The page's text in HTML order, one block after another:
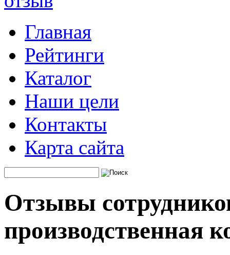
Главная
Рейтинги
Каталог
Наши цели
Контакты
Карта сайта
Отзывы
производственная